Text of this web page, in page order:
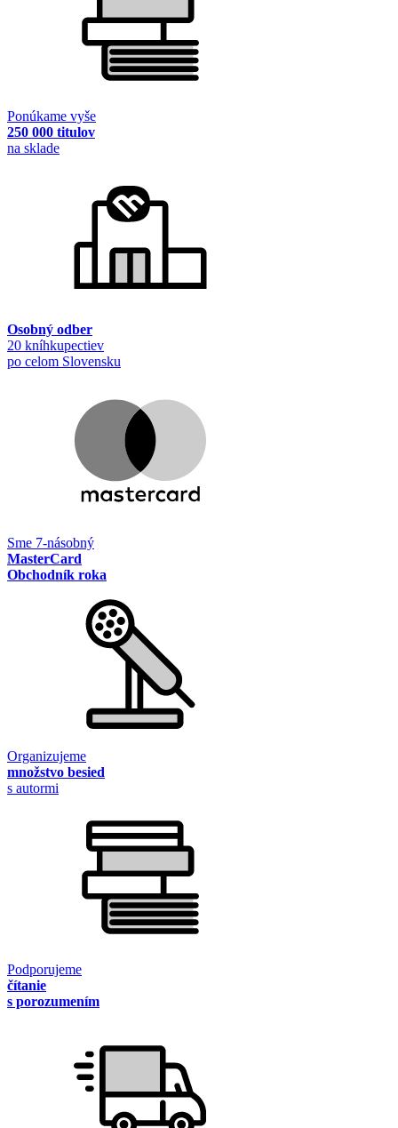
Ponúkame vyše
250 000 titulov
na sklade
Osobný odber
20 kníhkupectiev
po celom Slovensku
Sme 7-násobný
MasterCard
Obchodník roka
Organizujeme
množstvo besied
s autormi
Podporujeme
čítanie
s porozumením